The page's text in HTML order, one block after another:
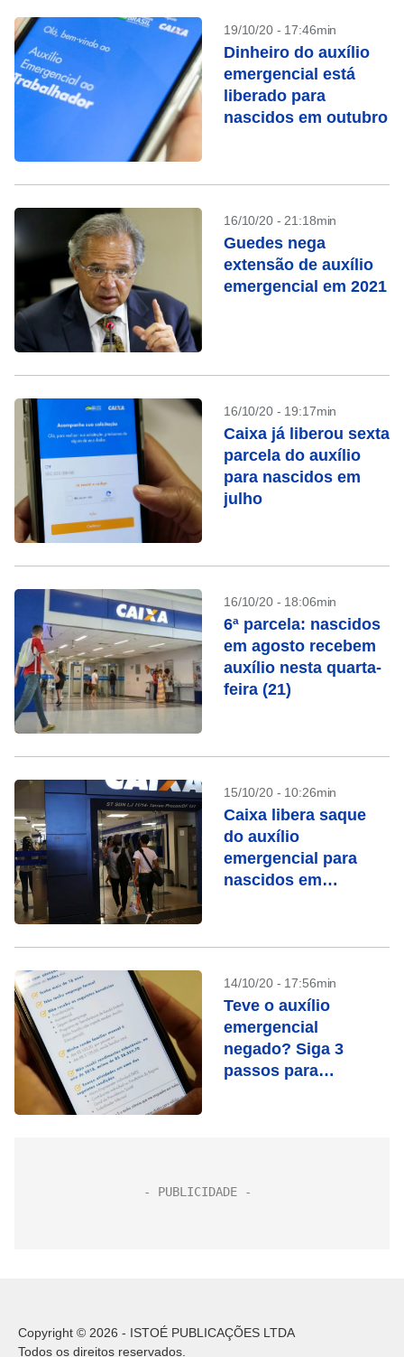
19/10/20 - 17:46min
Dinheiro do auxílio
emergencial está
liberado para
nascidos em outubro
16/10/20 - 21:18min
Guedes nega
extensão de auxílio
emergencial em 2021
16/10/20 - 19:17min
Caixa já liberou sexta
parcela do auxílio
para nascidos em
julho
16/10/20 - 18:06min
6ª parcela: nascidos
em agosto recebem
auxílio nesta quarta-
feira (21)
15/10/20 - 10:26min
Caixa libera saque
do auxílio
emergencial para
nascidos em
14/10/20 - 17:56min
Teve o auxílio
emergencial
negado? Siga 3
passos para
Copyright © 2026 - ISTOÉ PUBLICAÇÕES LTDA
Todos os direitos reservados.